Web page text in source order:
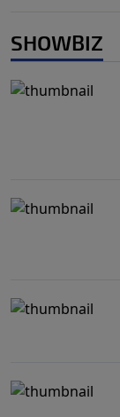
SHOWBIZ